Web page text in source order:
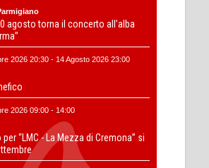
agosto torna il concerto all’alba
2026 20:30 - 14 Agosto 2026 23:00
2026 09:00 - 14:00
“LMC - La Mezza di Cremona” si